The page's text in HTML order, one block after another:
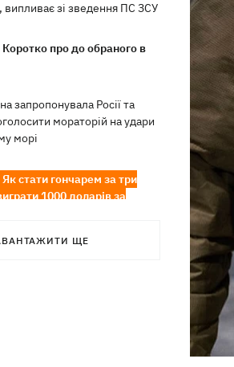
випливає зі зведення ПС ЗСУ
про до обраного в
запропонувала Росії та
мораторій на удари
морі
стати гончарем за три
1000 доларів за
удару по Харкову:
ЩЕ